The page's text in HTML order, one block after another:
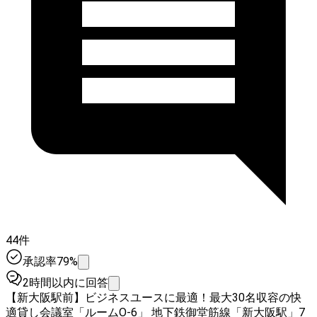
44件
承認率79%
2時間以内に回答
【新大阪駅前】ビジネスユースに最適！最大30名収容の快
適貸し会議室「ルームO-6」 地下鉄御堂筋線「新大阪駅」7